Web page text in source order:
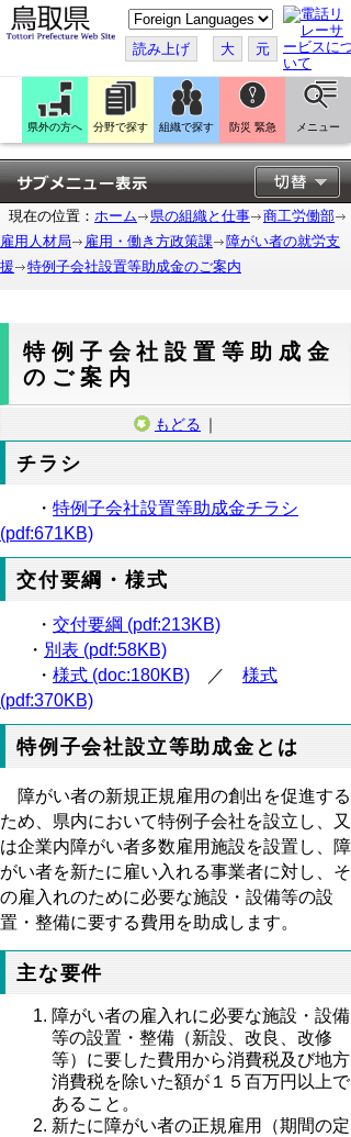
こ
の
ペ
ー
ジ
翻
訳
す
る
読み上げ 大 元
県外の方へ 分野で探す 組織で探す 防災 緊急 メニュー
現在の位置： ホーム 県の組織と仕事
商工労働部
雇用人材局
雇用・働き方政策課
障がい者の就労支
援
特例子会社設置等助成金のご案内
特例子会社設置等助成金
のご案内
もどる ｜
チラシ
・ 特例子会社設置等助成金チラシ
(pdf:671KB)
交付要綱・様式
・ 交付要綱 (pdf:213KB)
・ 別表 (pdf:58KB)
・ 様式 (doc:180KB) ／ 様式
(pdf:370KB)
特例子会社設立等助成金とは
障がい者の新規正規雇用の創出を促進する
ため、県内において特例子会社を設立し、又
は企業内障がい者多数雇用施設を設置し、障
がい者を新たに雇い入れる事業者に対し、そ
の雇入れのために必要な施設・設備等の設
置・整備に要する費用を助成します。
主な要件
障がい者の雇入れに必要な施設・設備
等の設置・整備（新設、改良、改修
等）に要した費用から消費税及び地方
消費税を除いた額が１５百万円以上で
あること。
新たに障がい者の正規雇用（期間の定